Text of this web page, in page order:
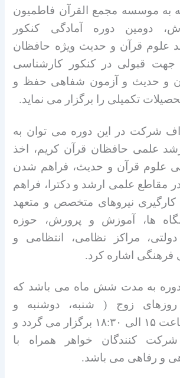
به موسسه مجمع القرآن فاطمیون
دومین دوره آمادگی کنکور
علوم قرآن و حدیث ویژه حافظان
قبولی در کنکور کارشناسی
و حدیث و آزمون شفاهی حفظ و
تکمیلی را برگزار می نماید.
شرکت در این دوره می توان به
علمی حافظان قرآن کریم، اخذ
علوم قرآن و حدیث، فراهم شدن
مقاطع علمی ارشد و دکترا، فراهم
کارگیری نیروهای متخصص و متعهد
ها، آموزش و پرورش، حوزه
دولتی، مراکز نظامی، انتظامی و
اشاره کرد.
به مدت شش ماه می باشد که
روزهای زوج ( شنبه، دوشنبه و
چهارشنبه) از ساعت ۱۵ الی ۱۸:۳۰ برگزار می گردد و
کنندگان خواهر همراه با
و رفاهی می باشد.